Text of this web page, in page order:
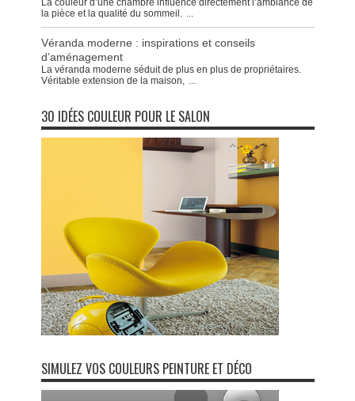
La couleur d’une chambre influence directement l’ambiance de
la pièce et la qualité du sommeil. ...
Véranda moderne : inspirations et conseils
d’aménagement
La véranda moderne séduit de plus en plus de propriétaires.
Véritable extension de la maison, ...
30 IDÉES COULEUR POUR LE SALON
SIMULEZ VOS COULEURS PEINTURE ET DÉCO